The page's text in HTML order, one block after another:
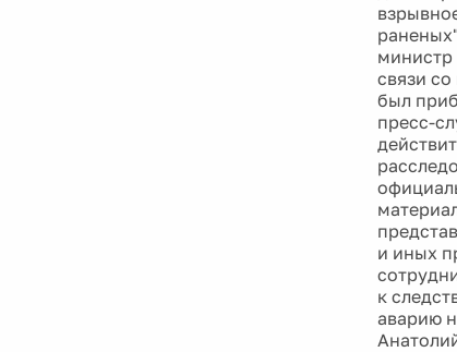
министр
связи
был
пресс-
и иных
к
аварию